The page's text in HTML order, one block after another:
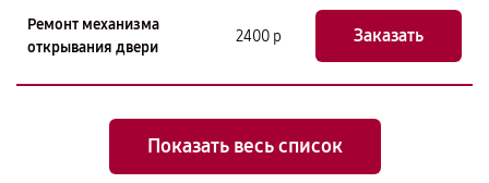
Ремонт механизма
открывания двери
2400 р Заказать
Показать весь список